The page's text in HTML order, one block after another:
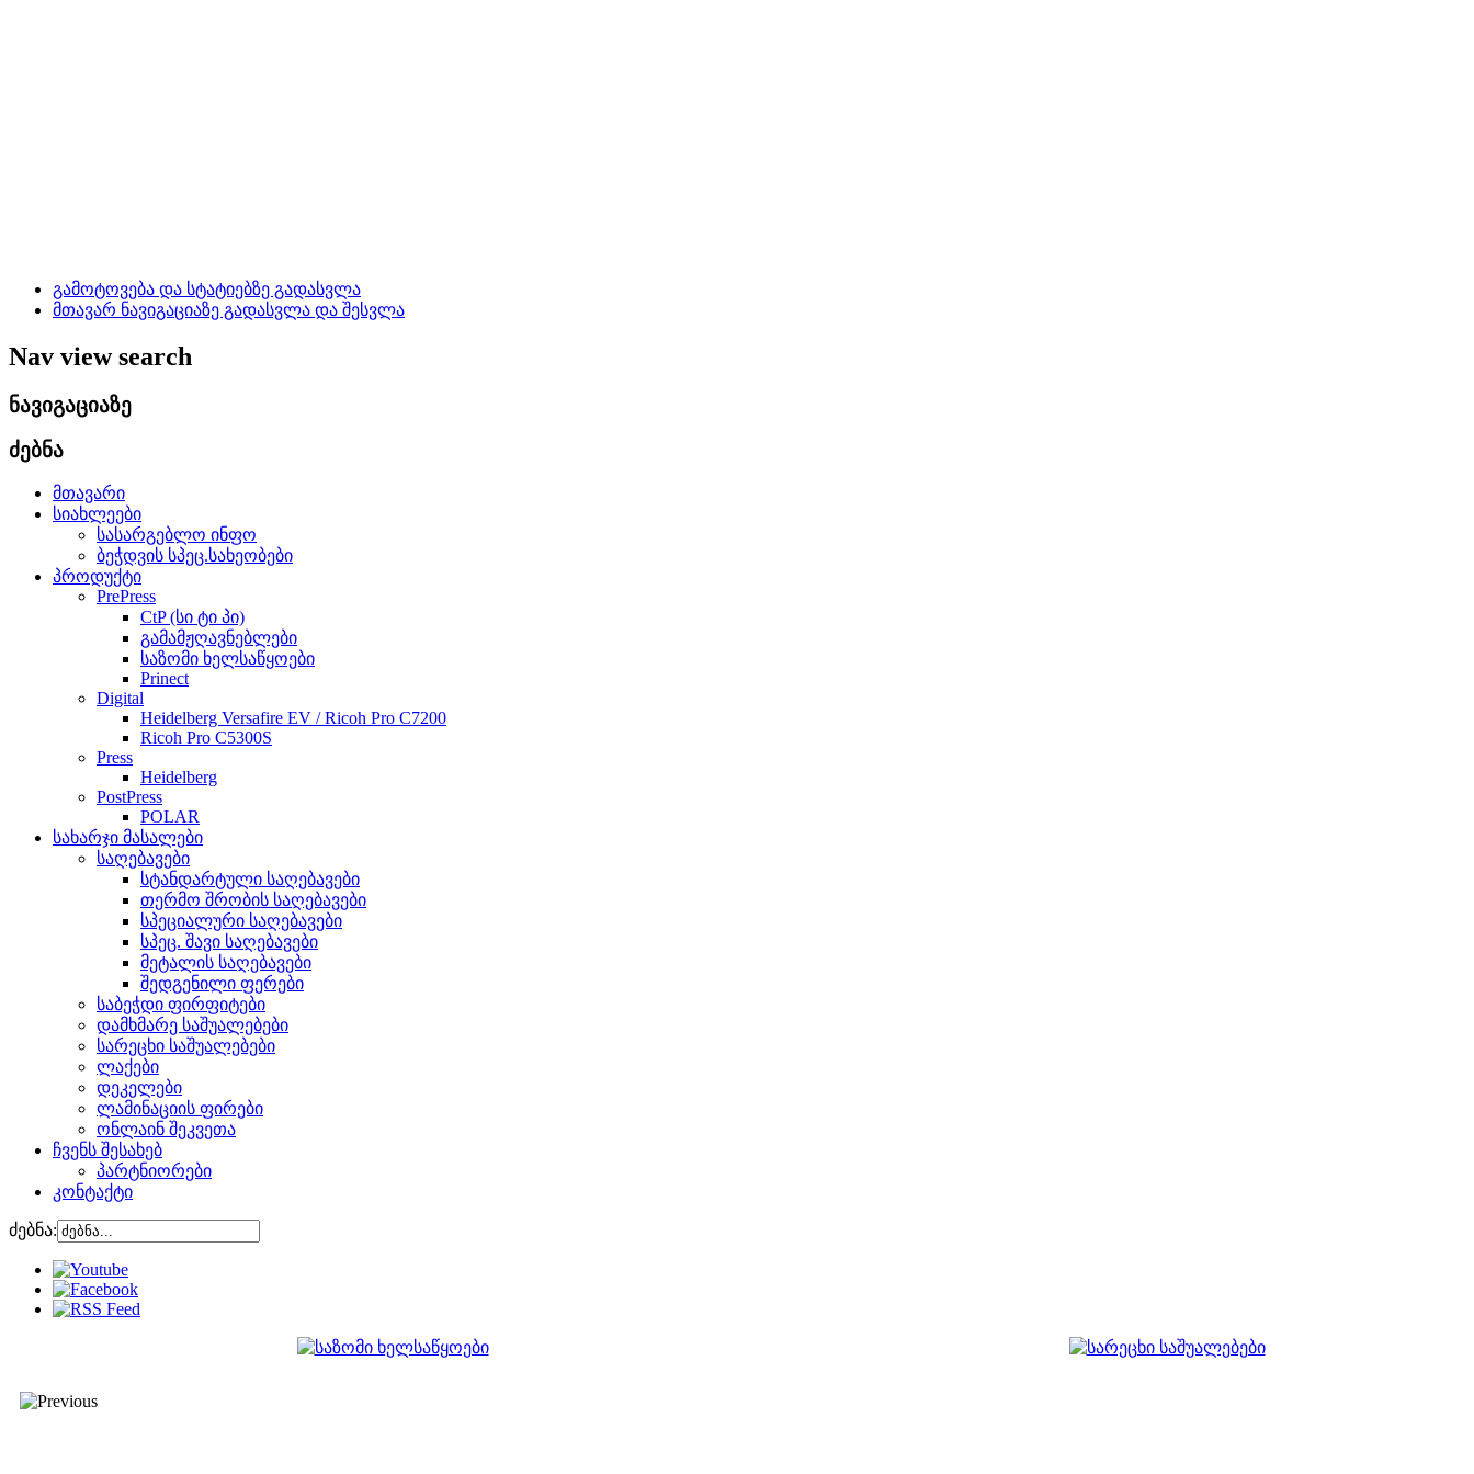
გამოტოვება და სტატიებზე გადასვლა
მთავარ ნავიგაციაზე გადასვლა და შესვლა
Nav view search
ნავიგაციაზე
ძებნა
მთავარი
სიახლეები
სასარგებლო ინფო
ბეჭდვის სპეც.სახეობები
პროდუქტი
PrePress
CtP (სი ტი პი)
გამამჟღავნებლები
საზომი ხელსაწყოები
Prinect
Digital
Heidelberg Versafire EV / Ricoh Pro C7200
Ricoh Pro C5300S
Press
Heidelberg
PostPress
POLAR
სახარჯი მასალები
საღებავები
სტანდარტული საღებავები
თერმო შრობის საღებავები
სპეციალური საღებავები
სპეც. შავი საღებავები
მეტალის საღებავები
შედგენილი ფერები
საბეჭდი ფირფიტები
დამხმარე საშუალებები
სარეცხი საშუალებები
ლაქები
დეკელები
ლამინაციის ფირები
ონლაინ შეკვეთა
ჩვენს შესახებ
პარტნიორები
კონტაქტი
ძებნა: